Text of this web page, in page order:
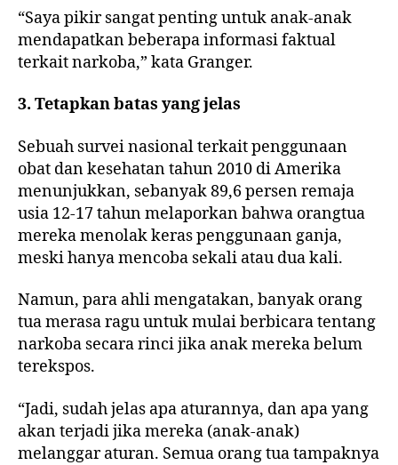
“Saya pikir sangat penting untuk anak-anak
mendapatkan beberapa informasi faktual
terkait narkoba,” kata Granger.
3. Tetapkan batas yang jelas
Sebuah survei nasional terkait penggunaan
obat dan kesehatan tahun 2010 di Amerika
menunjukkan, sebanyak 89,6 persen remaja
usia 12-17 tahun melaporkan bahwa orangtua
mereka menolak keras penggunaan ganja,
meski hanya mencoba sekali atau dua kali.
Namun, para ahli mengatakan, banyak orang
tua merasa ragu untuk mulai berbicara tentang
narkoba secara rinci jika anak mereka belum
terekspos.
“Jadi, sudah jelas apa aturannya, dan apa yang
akan terjadi jika mereka (anak-anak)
melanggar aturan. Semua orang tua tampaknya